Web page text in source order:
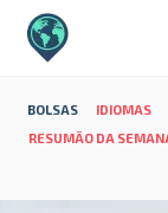
BOLSAS IDIOMAS
RESUMÃO DA